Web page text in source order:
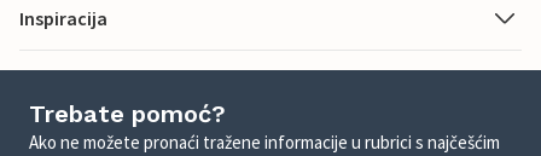
Inspiracija
Trebate pomoć?
Ako ne možete pronaći tražene informacije u rubrici s najčešćim